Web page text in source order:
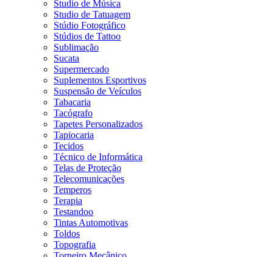
Studio de Música
Studio de Tatuagem
Stúdio Fotográfico
Stúdios de Tattoo
Sublimação
Sucata
Supermercado
Suplementos Esportivos
Suspensão de Veículos
Tabacaria
Tacógrafo
Tapetes Personalizados
Tapiocaria
Tecidos
Técnico de Informática
Telas de Proteção
Telecomunicações
Temperos
Terapia
Testandoo
Tintas Automotivas
Toldos
Topografia